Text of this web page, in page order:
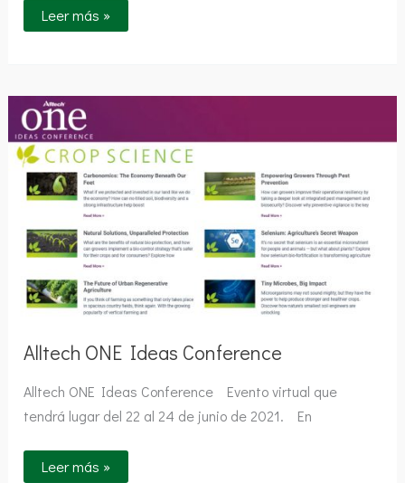
Leer más »
Alltech ONE Ideas Conference
Alltech ONE Ideas Conference Evento virtual que
tendrá lugar del 22 al 24 de junio de 2021. En
Alltech
ONE
Ideas
Conference
Leer más »